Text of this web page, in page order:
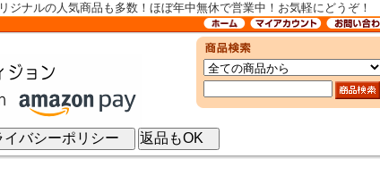
ナルの人気商品も多数！ほぼ年中無休で営業中！お気軽にどうぞ！
イバシーポリシー 返品もOK